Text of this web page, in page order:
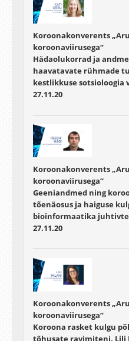
Koroonakonverents
koroonaviirusega“
Hädaolukorrad ja
haavatavate rühmade
kestlikkuse sotsioloogia
27.11.20
Koroonakonverents
koroonaviirusega“
Geeniandmed ning
tõenäosus ja haiguse
bioinformaatika
27.11.20
Koroonakonverents
koroonaviirusega“
Koroona rasket kulgu
tõhusate ravimiteni. Lili